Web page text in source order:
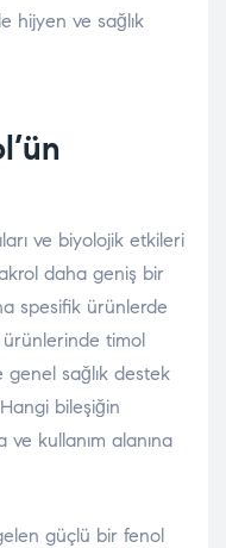
hijyen ve sağlık
ve biyolojik etkileri
daha geniş bir
spesifik ürünlerde
ürünlerinde timol
genel sağlık destek
bileşiğin
ve kullanım alanına
güçlü bir fenol